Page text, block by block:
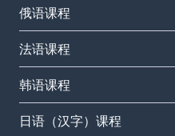
俄语课程
法语课程
韩语课程
日语（汉字）课程